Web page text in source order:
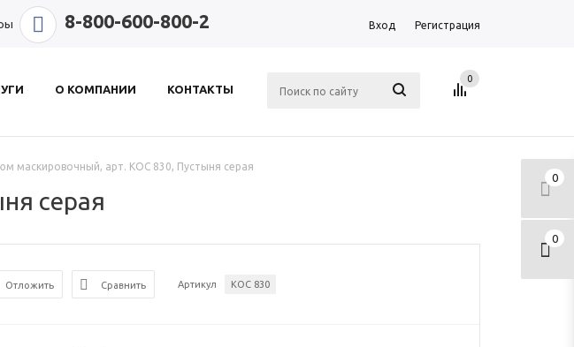
8-800-600-800-2 Вход Регистрация
О КОМПАНИИ КОНТАКТЫ
0
0
0
маскировочный, арт. КОС 830, Пустыня серая
серая
Отложить Сравнить Артикул КОС 830